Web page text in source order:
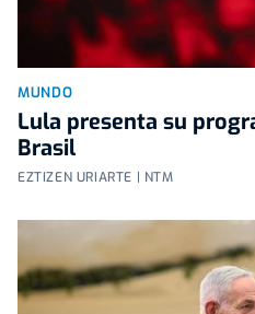
MUNDO
Lula presenta su
Brasil
EZTIZEN URIARTE | NTM